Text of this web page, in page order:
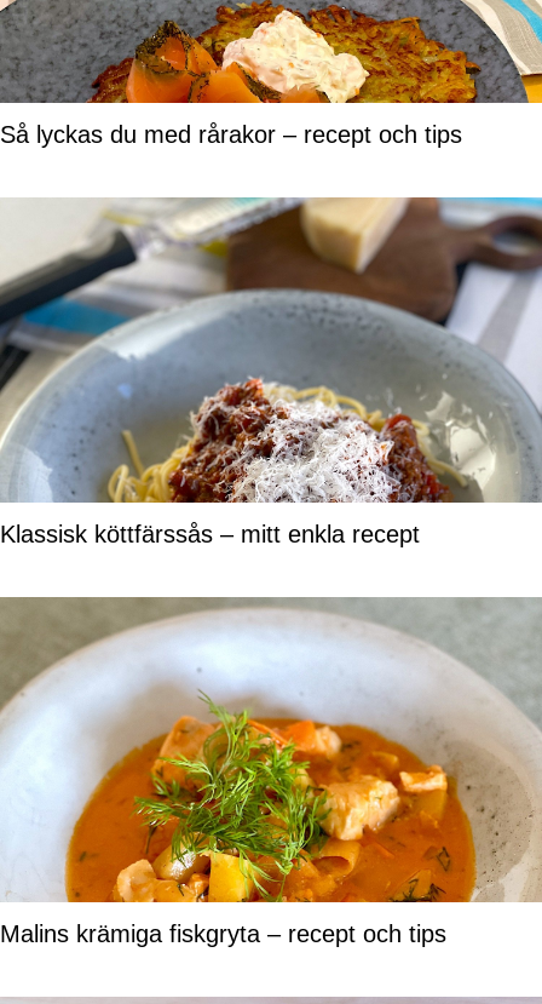
Så lyckas du med rårakor – recept och tips
Klassisk köttfärssås – mitt enkla recept
Malins krämiga fiskgryta – recept och tips